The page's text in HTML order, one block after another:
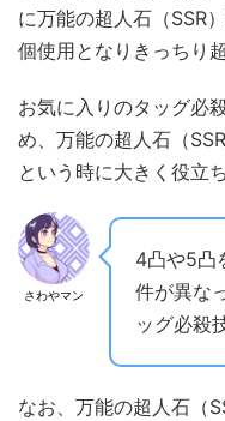
に万能の超人石（SSR
個使用となりきっちり
お気に入りのタッグ必
め、万能の超人石（
という時に大きく役立ち
さわやマン
4凸や5凸
件が異な
ッグ必殺
なお、万能の超人石（